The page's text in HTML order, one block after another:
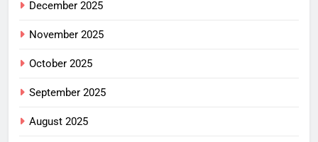
December 2025
November 2025
October 2025
September 2025
August 2025